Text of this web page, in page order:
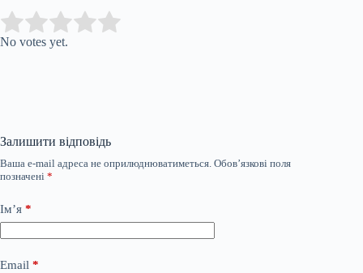
Rate this item:
No votes yet.
Залишити відповідь
Ваша e-mail адреса не оприлюднюватиметься. Обов’язкові поля
позначені *
Ім’я *
Email *